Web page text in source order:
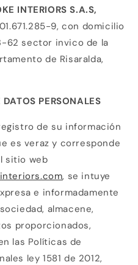
INTERIORS S.A.S,
9, con domicilio
62 sector invico de la
de Risaralda,
PERSONALES
de su información
es veraz y corresponde
sitio web
, se intuye
e informadamente
almacene,
proporcionados,
las Políticas de
ley 1581 de 2012,